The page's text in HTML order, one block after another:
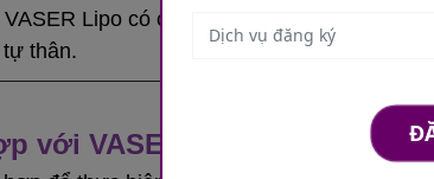
Lipo có chất lượng tốt và tạo tiền
thân.
với VASER Lipo